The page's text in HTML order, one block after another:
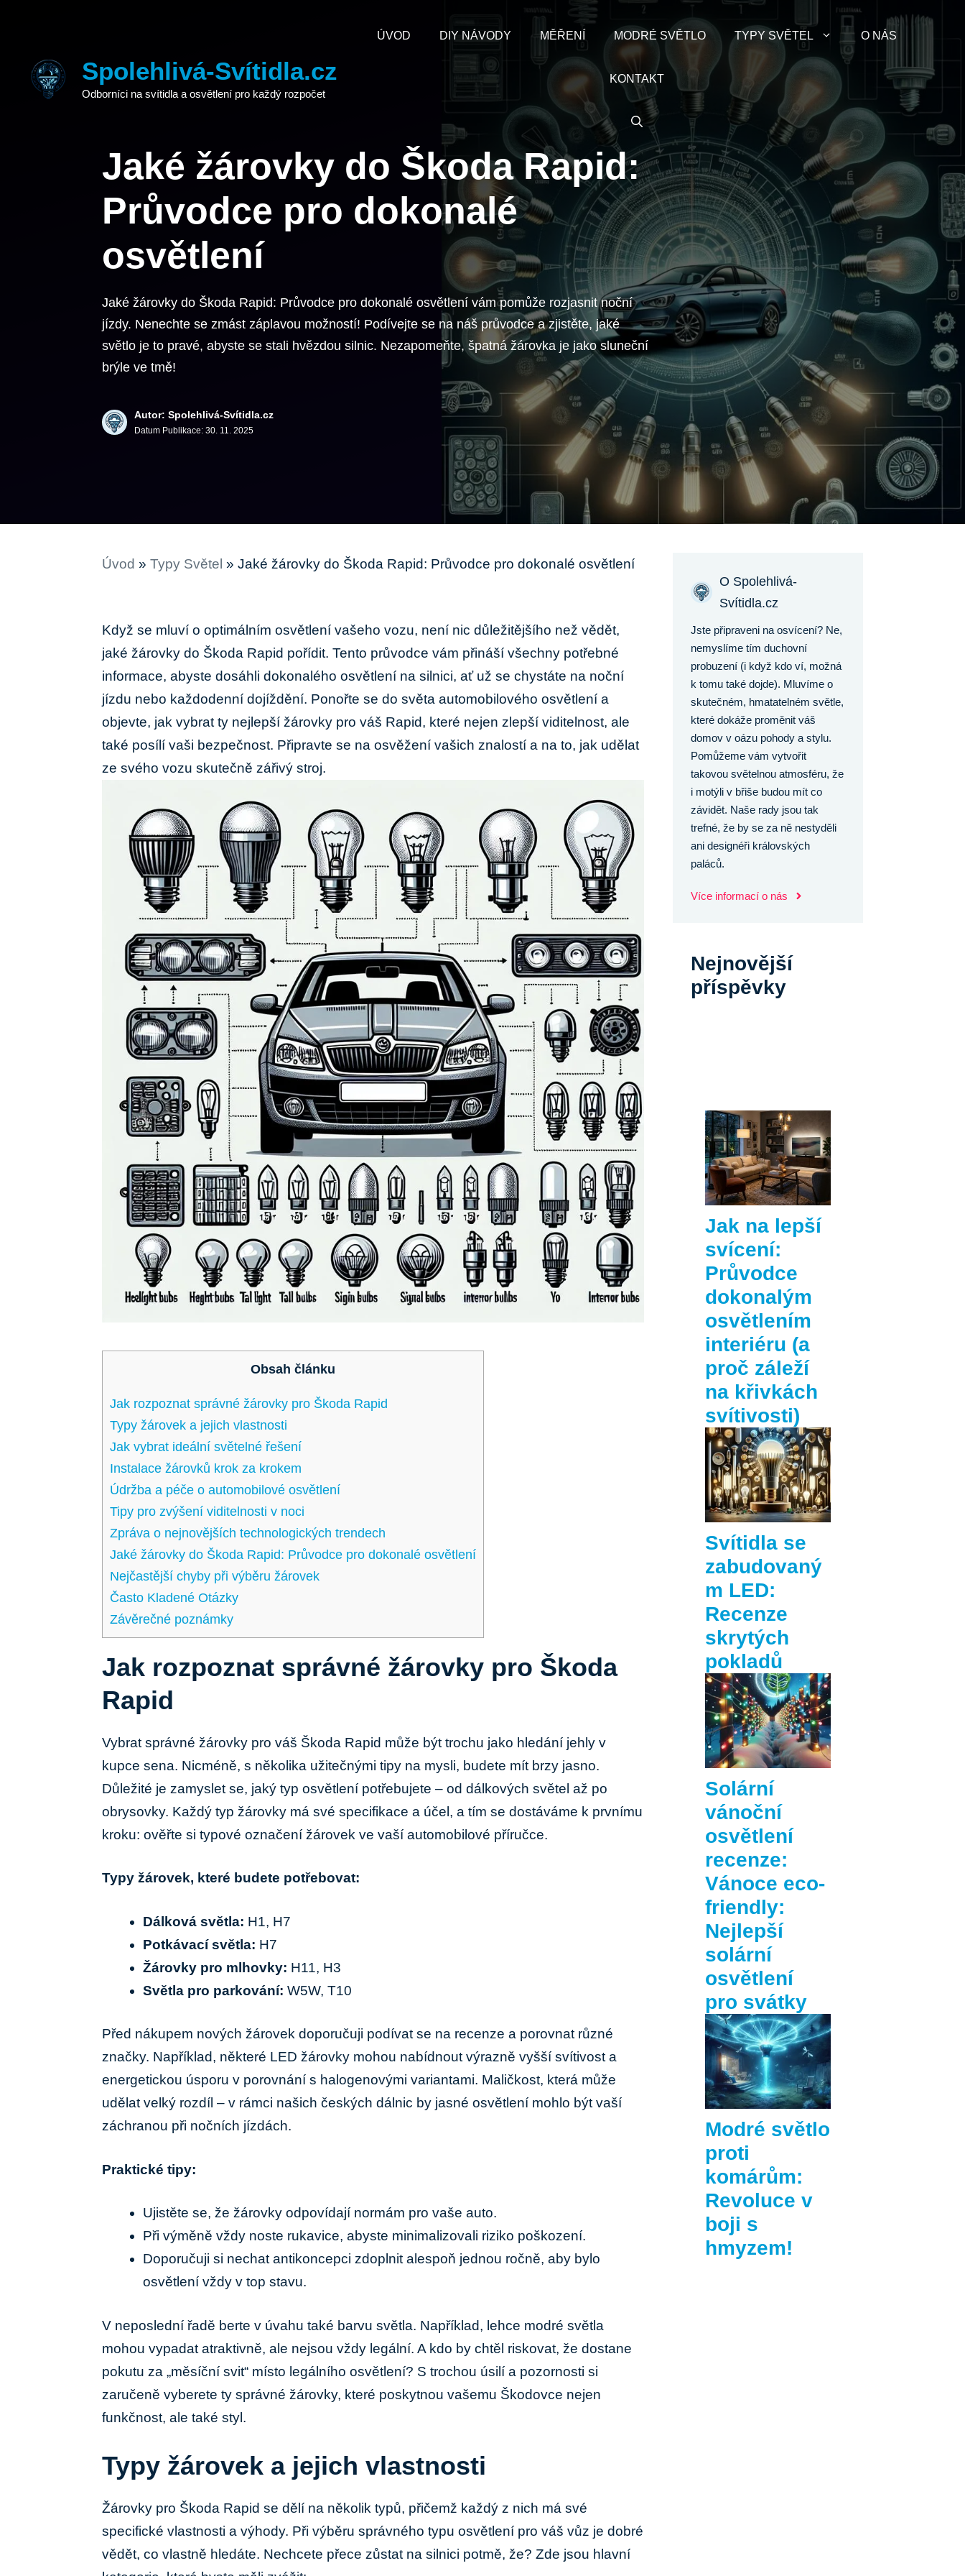
Spolehlivá-Svítidla.cz
Odborníci na svítidla a osvětlení pro každý rozpočet
ÚVOD DIY NÁVODY MĚŘENÍ MODRÉ SVĚTLO TYPY SVĚTEL O NÁS
KONTAKT
Jaké žárovky do Škoda Rapid:
Průvodce pro dokonalé
osvětlení
Jaké žárovky do Škoda Rapid: Průvodce pro dokonalé osvětlení vám pomůže rozjasnit noční
jízdy. Nenechte se zmást záplavou možností! Podívejte se na náš průvodce a zjistěte, jaké
světlo je to pravé, abyste se stali hvězdou silnic. Nezapomeňte, špatná žárovka je jako sluneční
brýle ve tmě!
Autor: Spolehlivá-Svítidla.cz
Datum Publikace: 30. 11. 2025
Úvod » Typy Světel » Jaké žárovky do Škoda Rapid: Průvodce pro dokonalé osvětlení
Když se mluví o optimálním osvětlení vašeho vozu, není nic důležitějšího než vědět,
jaké žárovky do Škoda Rapid pořídit. Tento průvodce vám přináší všechny potřebné
informace,⁣ abyste⁤ dosáhli dokonalého osvětlení na ⁤silnici, ať už se ​chystáte na noční
jízdu nebo každodenní dojíždění. Ponořte se do světa automobilového osvětlení​ a⁢
objevte, jak vybrat ty‍ nejlepší žárovky pro váš Rapid, ‌které nejen⁣ zlepší viditelnost, ale
také posílí vaši bezpečnost.‌ Připravte se na osvěžení vašich znalostí ​a na to, jak udělat
ze ‍svého vozu ⁢skutečně​ zářivý stroj.
Obsah článku
Jak rozpoznat ‍správné žárovky pro Škoda⁤ Rapid
Typy žárovek a jejich vlastnosti
Jak vybrat ideální světelné řešení
Instalace žárovků krok za krokem
Údržba a ‌péče o ⁢automobilové osvětlení
Tipy ‌pro zvýšení viditelnosti ​v‍ noci
Zpráva o nejnovějších technologických trendech
Jaké⁢ žárovky⁤ do Škoda Rapid: Průvodce pro dokonalé osvětlení
Nejčastější chyby při výběru žárovek
Často Kladené Otázky
Závěrečné poznámky
Jak rozpoznat ‍správné žárovky pro Škoda⁤
Rapid
Vybrat správné žárovky pro váš Škoda Rapid může být trochu jako hledání jehly v
kupce sena. Nicméně, s několika užitečnými tipy na mysli, budete ⁤mít‍ brzy ⁢jasno.
Důležité ⁢je zamyslet se, jaký⁣ typ osvětlení potřebujete – ⁣od dálkových světel až ⁢po
obrysovky. Každý typ žárovky má⁣ své specifikace a účel, a tím se dostáváme ⁢k prvnímu
kroku: ověřte si typové ⁤označení​ žárovek ve vaší automobilové příručce.
Typy žárovek, které⁣ budete potřebovat:
Dálková světla: H1, H7
Potkávací světla: H7
Žárovky pro mlhovky: H11, H3
Světla pro parkování: W5W,‌ T10
Před⁣ nákupem nových žárovek doporučuji podívat se na recenze a porovnat různé
značky. Například, některé LED ⁤žárovky mohou nabídnout výrazně vyšší ⁢svítivost‍ a
energetickou⁣ úsporu v porovnání s halogenovými⁣ variantami. Maličkost,​ která může
udělat velký rozdíl –‌ v rámci našich českých ⁣dálnic by jasné osvětlení mohlo být vaší
‍záchranou při‌ nočních jízdách.
Praktické tipy:
Ujistěte ‍se, že žárovky odpovídají normám pro vaše ⁤auto.
Při ‍výměně vždy ⁤noste rukavice, abyste⁤ minimalizovali ⁢riziko poškození.
Doporučuji si nechat antikoncepci zdoplnit alespoň jednou ročně, aby⁤ bylo
osvětlení vždy v top ⁢stavu.
V neposlední řadě⁤ berte v úvahu také‍ barvu světla. ⁤Například, lehce modré​ světla‍
mohou ​vypadat atraktivně, ale nejsou vždy legální.⁤ A kdo by⁣ chtěl riskovat, že dostane ​
pokutu za „měsíční⁢ svit“ ⁢místo legálního osvětlení? ⁤S trochou úsilí ⁣a ⁤pozornosti si⁤
zaručeně vyberete ty správné žárovky, které​ poskytnou vašemu Škodovce nejen
funkčnost, ale ​také styl.
Typy žárovek a jejich vlastnosti
Žárovky ⁢pro Škoda Rapid se dělí na několik typů, přičemž každý z nich má ⁤své‌
specifické vlastnosti a výhody. Při ‌výběru správného ‍typu osvětlení pro váš vůz je dobré
vědět, co ‍vlastně hledáte. Nechcete přece zůstat⁢ na silnici potmě, že? Zde jsou hlavní
O Spolehlivá-
Svítidla.cz
Jste připraveni na osvícení? Ne,
nemyslíme tím duchovní
probuzení (i když kdo ví, možná
k tomu také dojde). Mluvíme o
skutečném, hmatatelném světle,
které dokáže proměnit váš
domov v oázu pohody a stylu.
Pomůžeme vám vytvořit
takovou světelnou atmosféru, že
i motýli v břiše budou mít co
závidět. Naše rady jsou tak
trefné, že by se za ně nestyděli
ani designéři královských
paláců.
Více informací o nás
Nejnovější
příspěvky
Jak na lepší
svícení:
Průvodce
dokonalým
osvětlením
interiéru (a
proč záleží
na křivkách
svítivosti)
Svítidla se
zabudovaný
m LED:
Recenze
skrytých
pokladů
Solární
vánoční
osvětlení
recenze:
Vánoce eco-
friendly:
Nejlepší
solární
osvětlení
pro svátky
Modré světlo
proti
komárům:
Revoluce v
boji s
hmyzem!